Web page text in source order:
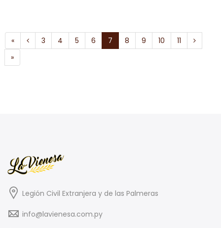
« 3 4 5 6 7 8 9 10
11
»
Legión Civil Extranjera y de las Palmeras
info@lavienesa.com.py